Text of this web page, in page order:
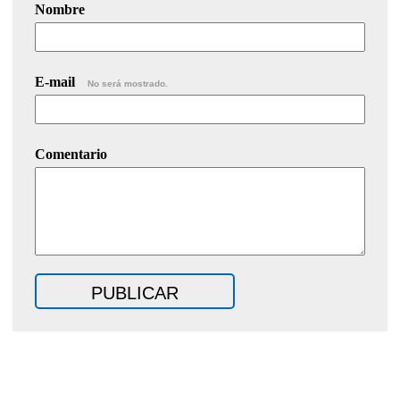
Nombre
E-mail No será mostrado.
Comentario